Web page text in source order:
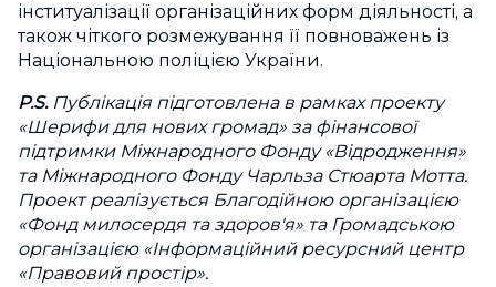
інституалізації організаційних форм діяльності, а
також чіткого розмежування її повноважень із
Національною поліцією України.
P.S.Публікація підготовлена ​​в рамках проекту
«Шерифи для нових громад» за фінансової
підтримки Міжнародного Фонду «Відродження»
та Міжнародного Фонду Чарльза Стюарта Мотта.
Проект реалізується Благодійною організацією
«Фонд милосердя та здоров'я» та Громадською
організацією «Інформаційний ресурсний центр
«Правовий простір».